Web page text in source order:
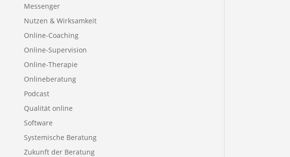
Messenger
Nutzen & Wirksamkeit
Online-Coaching
Online-Supervision
Online-Therapie
Onlineberatung
Podcast
Qualität online
Software
Systemische Beratung
Zukunft der Beratung